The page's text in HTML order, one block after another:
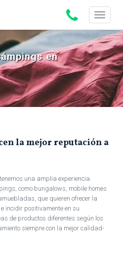
Toggle
en
la mejor reputación a
una amplia experiencia
como bungalows, mobile homes
que quieren ofrecer la
incidir positivamente en su
de productos diferentes según los
siempre con la mejor calidad-